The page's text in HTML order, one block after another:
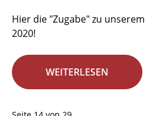
Hier die "Zugabe" zu
2020!
WEITERLESEN